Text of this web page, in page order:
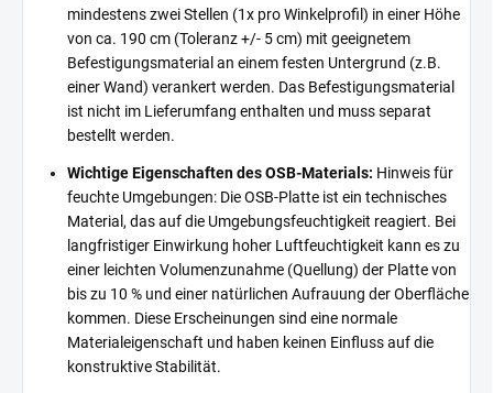
mindestens zwei Stellen (1x pro Winkelprofil) in einer Höhe
von ca. 190 cm (Toleranz +/- 5 cm) mit geeignetem
Befestigungsmaterial an einem festen Untergrund (z.B.
einer Wand) verankert werden. Das Befestigungsmaterial
ist nicht im Lieferumfang enthalten und muss separat
bestellt werden.
Wichtige Eigenschaften des OSB-Materials: Hinweis für
feuchte Umgebungen: Die OSB-Platte ist ein technisches
Material, das auf die Umgebungsfeuchtigkeit reagiert. Bei
langfristiger Einwirkung hoher Luftfeuchtigkeit kann es zu
einer leichten Volumenzunahme (Quellung) der Platte von
bis zu 10 % und einer natürlichen Aufrauung der Oberfläche
kommen. Diese Erscheinungen sind eine normale
Materialeigenschaft und haben keinen Einfluss auf die
konstruktive Stabilität.